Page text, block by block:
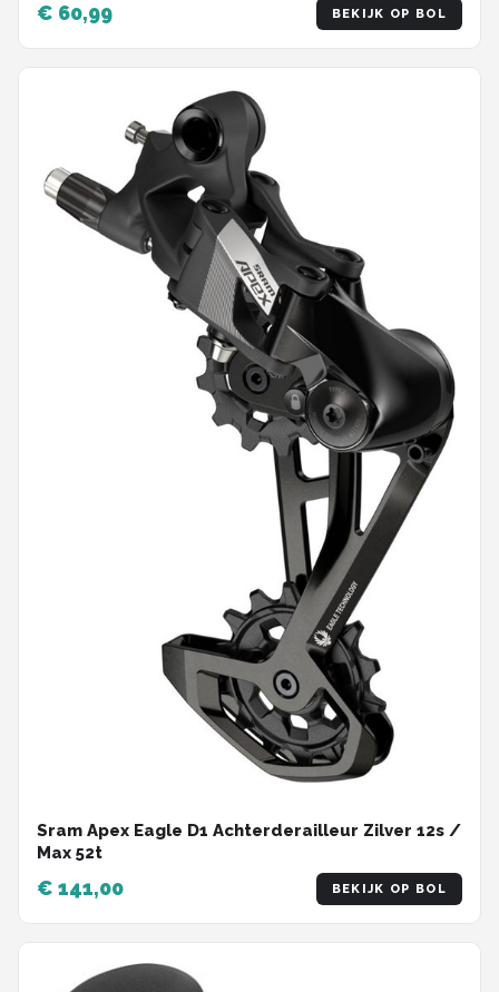
€ 60,99 BEKIJK OP BOL
Sram Apex Eagle D1 Achterderailleur Zilver 12s /
Max 52t
€ 141,00 BEKIJK OP BOL